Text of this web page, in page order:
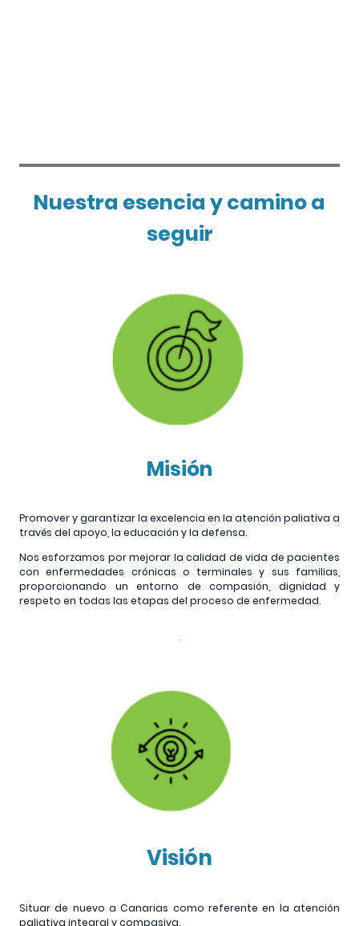
Nuestra esencia y camino a
seguir
Misión
Promover y garantizar la excelencia en la atención paliativa a
través del apoyo, la educación y la defensa.
Nos esforzamos por mejorar la calidad de vida de pacientes
con enfermedades crónicas o terminales y sus familias,
proporcionando un entorno de compasión, dignidad y
respeto en todas las etapas del proceso de enfermedad.
.
Visión
Situar de nuevo a Canarias como referente en la atención
paliativa integral y compasiva.